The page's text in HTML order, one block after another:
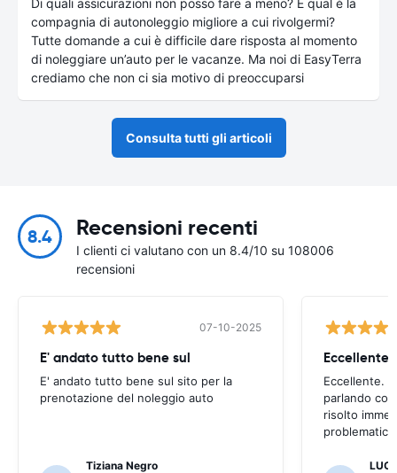
Di quali assicurazioni non posso fare a meno? E qual è la
compagnia di autonoleggio migliore a cui rivolgermi?
Tutte domande a cui è difficile dare risposta al momento
di noleggiare un’auto per le vacanze. Ma noi di EasyTerra
crediamo che non ci sia motivo di preoccuparsi
Consulta tutti gli articoli
8.4 Recensioni recenti
I clienti ci valutano con un 8.4/10 su 108006
recensioni
07-10-2025
E' andato tutto bene sul
E' andato tutto bene sul sito per la
prenotazione del noleggio auto
Tiziana Negro
Eccellente.
parlando
risolto